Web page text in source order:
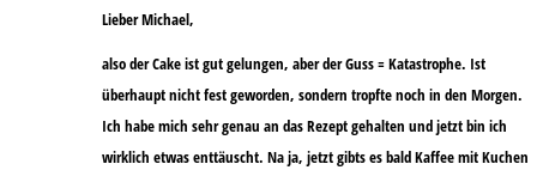
Lieber Michael,
also der Cake ist gut gelungen, aber der Guss = Katastrophe. Ist
überhaupt nicht fest geworden, sondern tropfte noch in den Morgen.
Ich habe mich sehr genau an das Rezept gehalten und jetzt bin ich
wirklich etwas enttäuscht. Na ja, jetzt gibts es bald Kaffee mit Kuchen